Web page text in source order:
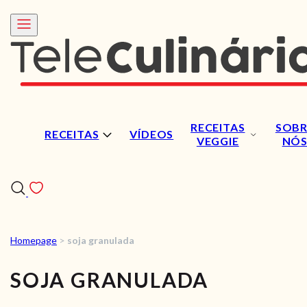
RECEITAS VÍDEOS
RECEITAS
VEGGIE
NÓS
VÍDEOS
Homepage > soja granulada
SOJA GRANULADA